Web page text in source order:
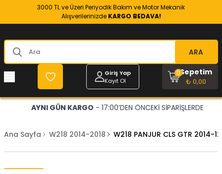
3000 TL ve Üzeri Periyodik Bakım ve Motor Mekanik
Alışverilerinizde KARGO BEDAVA!
ARA
Giriş Yap
Kayıt Ol
Sepetim
₺ 0,00
0
AYNI GÜN KARGO - 17:00’DEN ÖNCEKİ SİPARİŞLERDE
Ana Sayfa W218 2014-2018 W218 PANJUR CLS GTR 2014-